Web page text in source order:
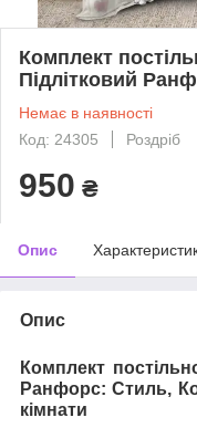
Комплект
Підлітковий
Немає в наявності
Код: 24305
Роздріб
950 ₴
Опис
Опис
Комплект
Ранфорс: Стиль,
кімнати